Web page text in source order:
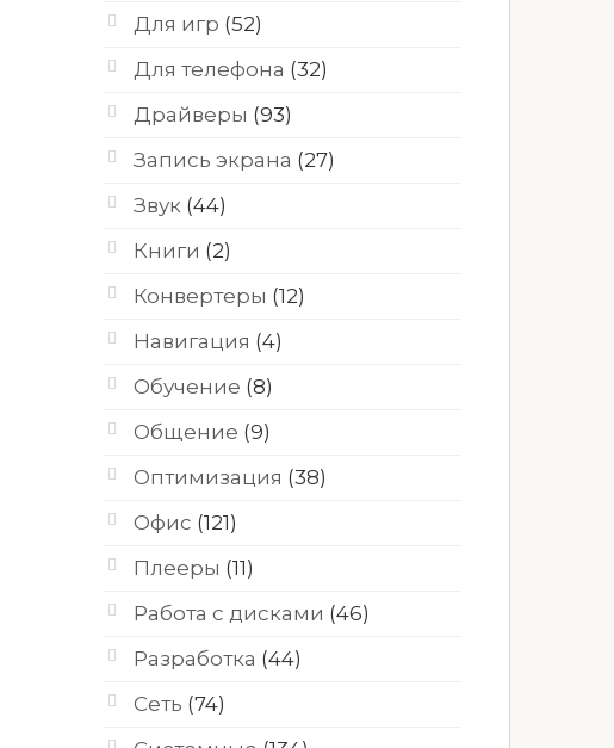
Для игр (52)
Для телефона (32)
Драйверы (93)
Запись экрана (27)
Звук (44)
Книги (2)
Конвертеры (12)
Навигация (4)
Обучение (8)
Общение (9)
Оптимизация (38)
Офис (121)
Плееры (11)
Работа с дисками (46)
Разработка (44)
Сеть (74)